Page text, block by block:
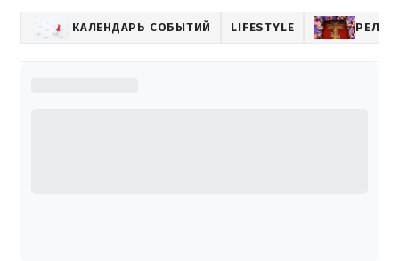
КАЛЕНДАРЬ СОБЫТИЙ LIFESTYLE